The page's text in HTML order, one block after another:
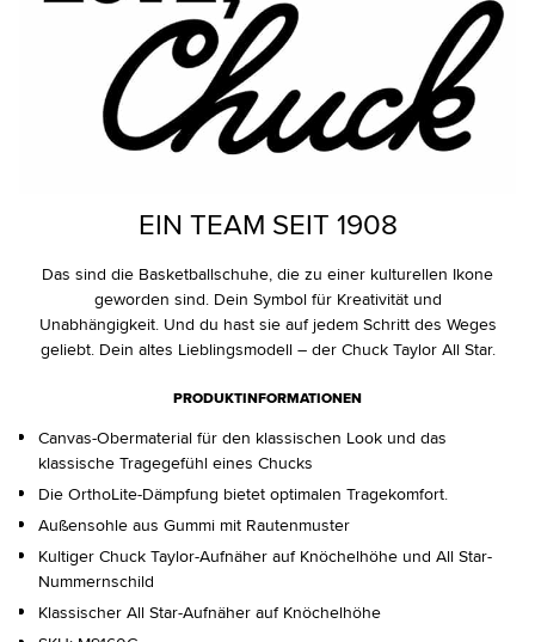
EIN TEAM SEIT 1908
Das sind die Basketballschuhe, die zu einer kulturellen Ikone
geworden sind. Dein Symbol für Kreativität und
Unabhängigkeit. Und du hast sie auf jedem Schritt des Weges
geliebt. Dein altes Lieblingsmodell – der Chuck Taylor All Star.
PRODUKTINFORMATIONEN
Canvas-Obermaterial für den klassischen Look und das
klassische Tragegefühl eines Chucks
Die OrthoLite-Dämpfung bietet optimalen Tragekomfort.
Außensohle aus Gummi mit Rautenmuster
Kultiger Chuck Taylor-Aufnäher auf Knöchelhöhe und All Star-
Nummernschild
Klassischer All Star-Aufnäher auf Knöchelhöhe